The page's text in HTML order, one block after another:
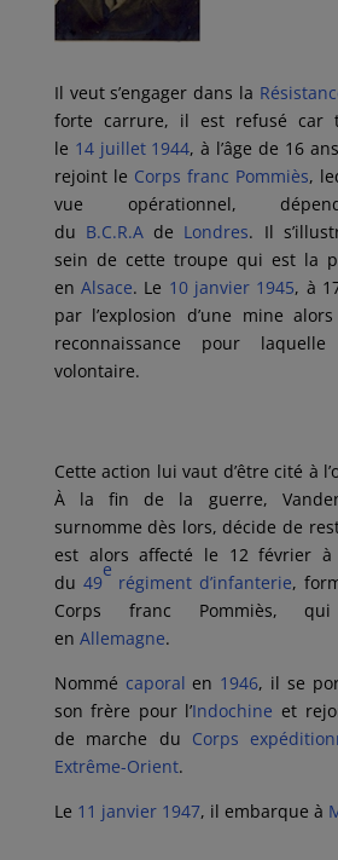
Il veut s’engager dans la
forte carrure, il est refusé car
le 14 juillet 1944, à l’âge de 16
rejoint le Corps franc Pommiès,
vue opérationnel,
du B.C.R.A de Londres. Il
sein de cette troupe qui est la
enAlsace. Le 10 janvier 1945, à
par l’explosion d’une mine
reconnaissance pour
volontaire.
Cette action lui vaut d’être cité à
À la fin de la guerre,
surnomme dès lors, décide de
est alors affecté le 12 février
du 49
e
régiment d’infanterie,
Corps franc Pommiès,
en Allemagne.
Nommé caporal en 1946, il se
son frère pour l’Indochine et
de marche du Corps
Extrême-Orient.
Le 11 janvier 1947, il embarque à